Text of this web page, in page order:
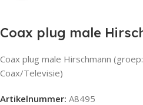
Coax plug male
Coax plug male Hirschmann
Coax/Televisie)
Artikelnummer: A8495